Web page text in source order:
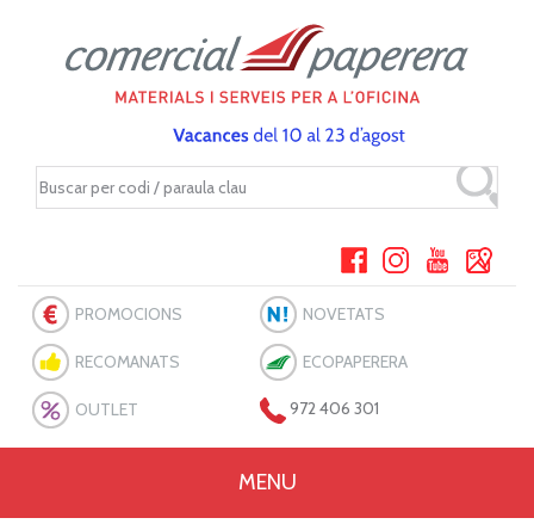
PROMOCIONS NOVETATS
RECOMANATS ECOPAPERERA
OUTLET 972 406 301
MENU